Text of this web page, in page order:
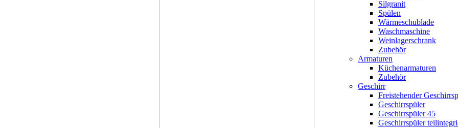
Silgranit
Spülen
Wärmeschublade
Waschmaschine
Weinlagerschrank
Zubehör
Armaturen
Küchenarmaturen
Zubehör
Geschirr
Freistehender
Geschirrspüler
Geschirrspüler 45
Geschirrspüler